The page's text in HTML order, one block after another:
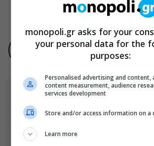
ΠΟΛΙΤΙΚΗ ΠΡΟΣΤΑΣΙΑΣ
Προσθήκη του monopoli.gr ως
ΑΚΟΛΟΥΘΗΣΕ ΤΟ MONOPOLI.GR ΚΑΙ
ΑΚΟΛΟΥΘΗΣΤΕ ΤΟ
monopoli.gr asks for your
your personal data for the
purposes:
Personalised advertising and content,
content measurement, audience
services development
Store and/or access information on a
Learn more